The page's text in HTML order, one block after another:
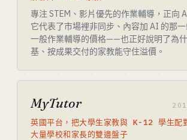
專注 STEM、影片優先的作業輔導，正向
它代表了市場裡非同步、內容加 AI 的那
一般作業輔導的價格——也正好說明了為
基、按成果交付的家教能守住溢價。
MyTutor
英國平台，把大學生家教與 K-12 學生配
大量學校和家長的雙邊盤子